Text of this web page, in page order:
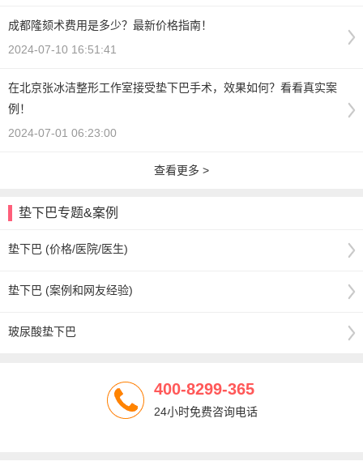
成都隆颏术费用是多少？最新价格指南！
2024-07-10 16:51:41
在北京张冰洁整形工作室接受垫下巴手术，效果如何？看看真实案
例！
2024-07-01 06:23:00
查看更多 >
垫下巴专题&案例
垫下巴 (价格/医院/医生)
垫下巴 (案例和网友经验)
玻尿酸垫下巴
400-8299-365
24小时免费咨询电话